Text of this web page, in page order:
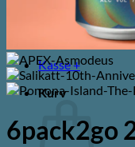
Ingen varer
Tilbage til
Kasse+
Kurv
6pack2go